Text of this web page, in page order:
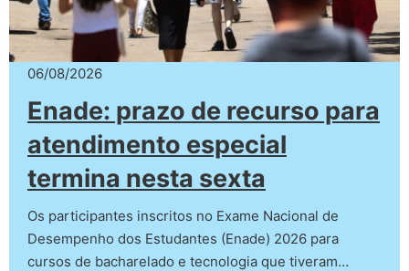
06/08/2026
Enade: prazo de recurso para
atendimento especial
termina nesta sexta
Os participantes inscritos no Exame Nacional de
Desempenho dos Estudantes (Enade) 2026 para
cursos de bacharelado e tecnologia que tiveram…